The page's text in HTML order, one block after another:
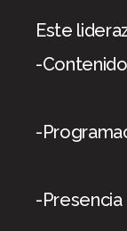
Este
-
-
-